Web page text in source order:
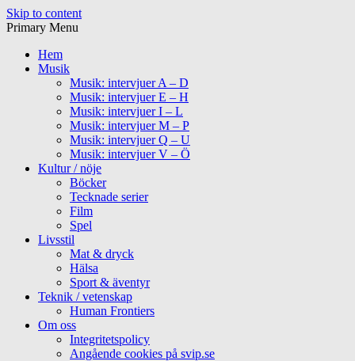
Skip to content
Primary Menu
Hem
Musik
Musik: intervjuer A – D
Musik: intervjuer E – H
Musik: intervjuer I – L
Musik: intervjuer M – P
Musik: intervjuer Q – U
Musik: intervjuer V – Ö
Kultur / nöje
Böcker
Tecknade serier
Film
Spel
Livsstil
Mat & dryck
Hälsa
Sport & äventyr
Teknik / vetenskap
Human Frontiers
Om oss
Integritetspolicy
Angående cookies på svip.se